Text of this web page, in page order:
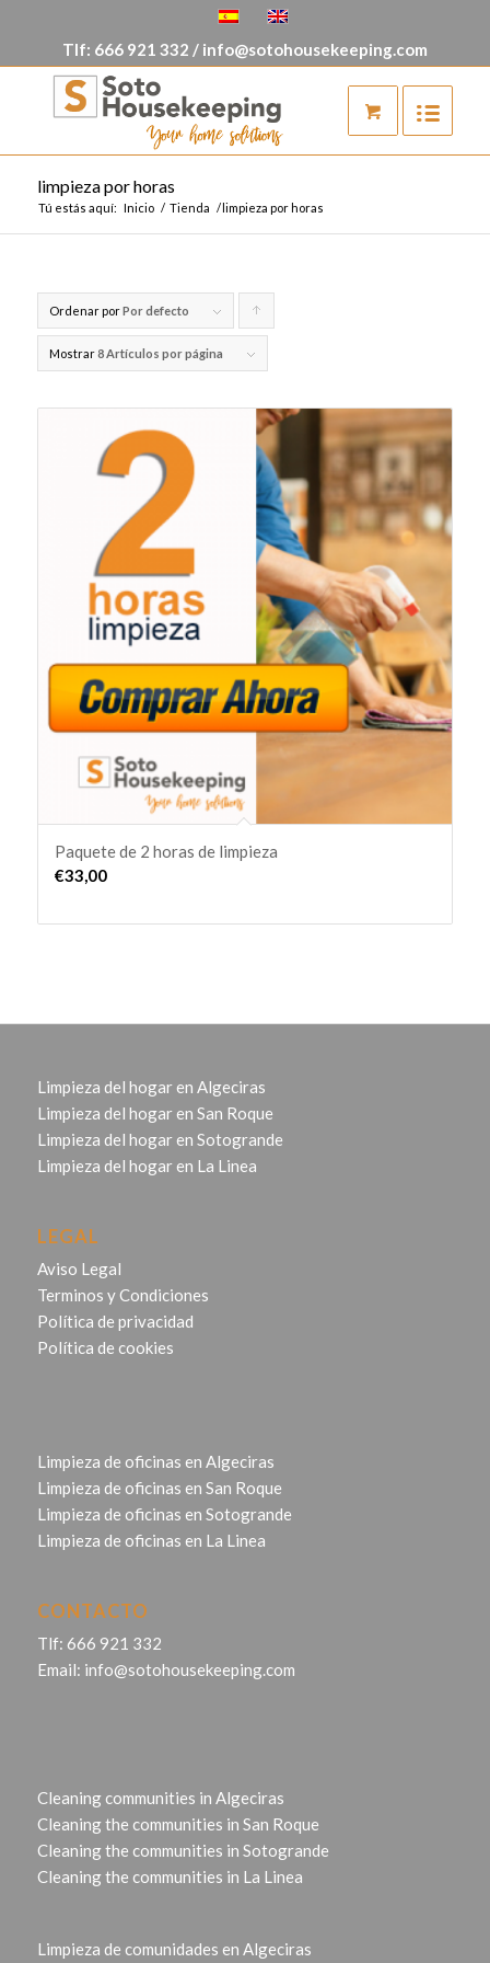
Tlf: 666 921 332 / info@sotohousekeeping.com
limpieza por horas
Tú estás aquí: Inicio / Tienda /limpieza por horas
Ordenar porPor defecto
los
cupones
forma
ascendente
Mostrar8 Artículos por página
Paquete de 2 horas de limpieza
€33,00
Limpieza del hogar en Algeciras
Limpieza del hogar en San Roque
Limpieza del hogar en Sotogrande
Limpieza del hogar en La Linea
LEGAL
Aviso Legal
Terminos y Condiciones
Política de privacidad
Política de cookies
Limpieza de oficinas en Algeciras
Limpieza de oficinas en San Roque
Limpieza de oficinas en Sotogrande
Limpieza de oficinas en La Linea
CONTACTO
Tlf: 666 921 332
Email: info@sotohousekeeping.com
Cleaning communities in Algeciras
Cleaning the communities in San Roque
Cleaning the communities in Sotogrande
Cleaning the communities in La Linea
Limpieza de comunidades en Algeciras